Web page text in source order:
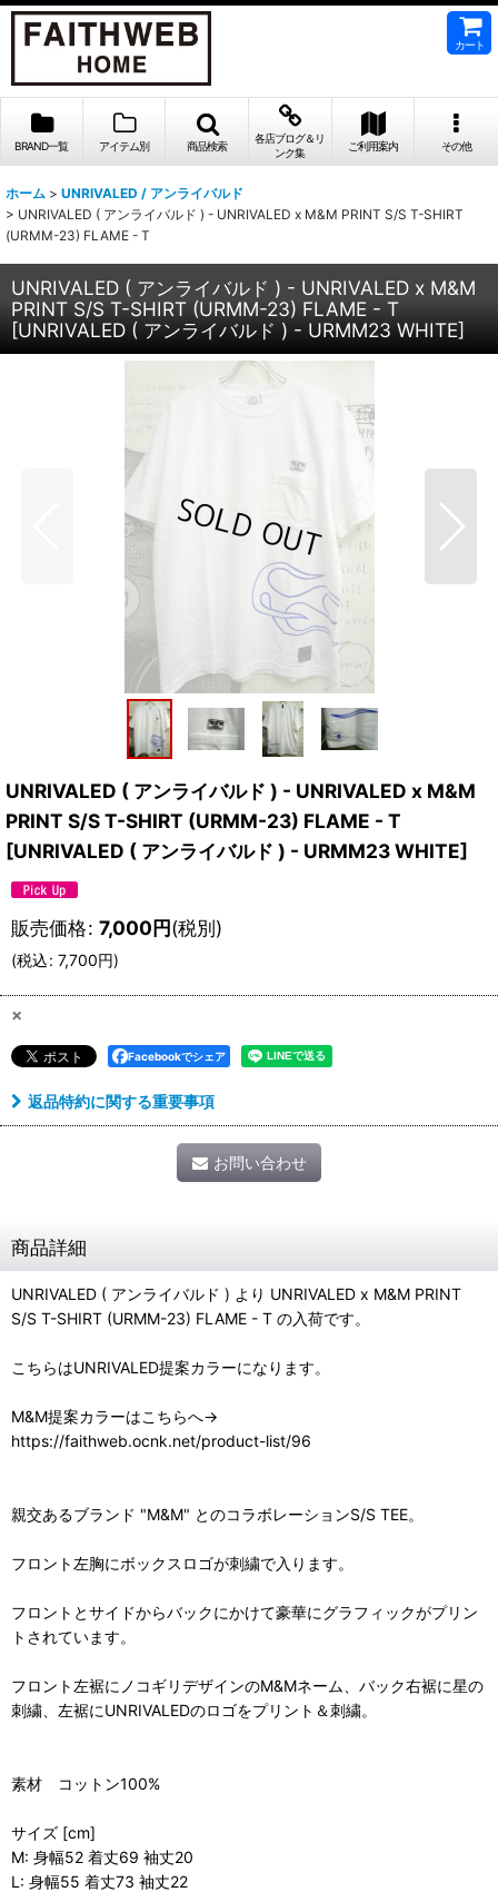
カート
BRAND一覧 アイテム別 商品検索
各店ブログ＆リ
ンク集
ご利用案内 その他
ホーム > UNRIVALED / アンライバルド
> UNRIVALED ( アンライバルド ) - UNRIVALED x M&M PRINT S/S T-SHIRT
(URMM-23) FLAME - T
UNRIVALED ( アンライバルド ) - UNRIVALED x M&M
PRINT S/S T-SHIRT (URMM-23) FLAME - T
[UNRIVALED ( アンライバルド ) - URMM23 WHITE]
UNRIVALED ( アンライバルド ) - UNRIVALED x M&M
PRINT S/S T-SHIRT (URMM-23) FLAME - T
[UNRIVALED ( アンライバルド ) - URMM23 WHITE]
販売価格: 7,000円(税別)
(税込: 7,700円)
×
Facebookでシェア
返品特約に関する重要事項
お問い合わせ
商品詳細
UNRIVALED ( アンライバルド ) より UNRIVALED x M&M PRINT
S/S T-SHIRT (URMM-23) FLAME - T の入荷です。
こちらはUNRIVALED提案カラーになります。
M&M提案カラーはこちらへ→
https://faithweb.ocnk.net/product-list/96
親交あるブランド "M&M" とのコラボレーションS/S TEE。
フロント左胸にボックスロゴが刺繍で入ります。
フロントとサイドからバックにかけて豪華にグラフィックがプリン
トされています。
フロント左裾にノコギリデザインのM&Mネーム、バック右裾に星の
刺繍、左裾にUNRIVALEDのロゴをプリント＆刺繍。
素材 コットン100%
サイズ [cm]
M: 身幅52 着丈69 袖丈20
L: 身幅55 着丈73 袖丈22